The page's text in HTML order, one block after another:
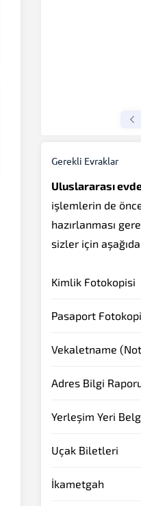
Gerekli Evraklar
Uluslararası
işlemlerin de
hazırlanması
sizler için aşağıda
Kimlik Fotokopisi
Pasaport
Vekaletname
Adres Bilgi
Yerleşim Yeri
Uçak Biletleri
İkametgah